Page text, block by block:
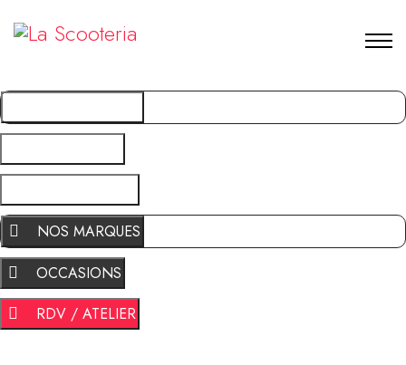
NOS MARQUES
OCCASIONS
RDV / ATELIER